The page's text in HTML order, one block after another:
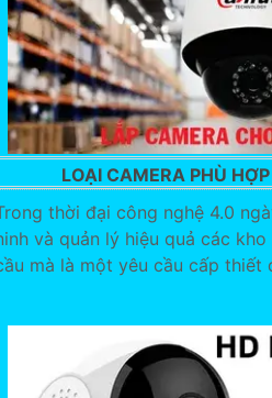
LOẠI CAMERA PHÙ
thời đại công nghệ 4.0
và quản lý hiệu quả các
mà là một yêu cầu cấp thiết